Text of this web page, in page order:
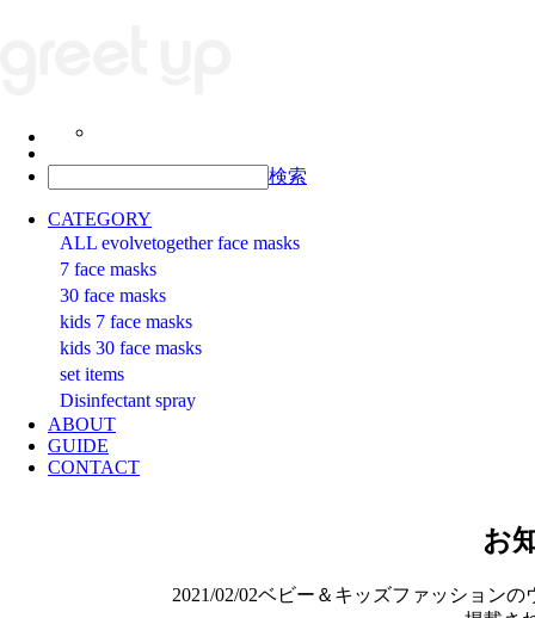
検索
CATEGORY
ALL evolvetogether face masks
7 face masks
30 face masks
kids 7 face masks
kids 30 face masks
set items
Disinfectant spray
ABOUT
GUIDE
CONTACT
お
2021/02/02ベビー＆キッズファッションの